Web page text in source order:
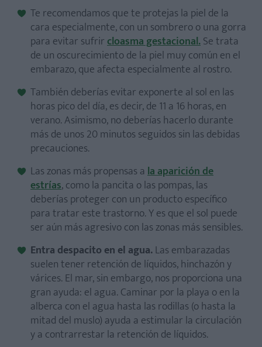
Te recomendamos que te protejas la piel de la
cara especialmente, con un sombrero o una gorra
para evitar sufrircloasma gestacional.Se trata
de un oscurecimiento de la piel muy común en el
embarazo, que afecta especialmente al rostro.
También deberías evitar exponerte al sol en las
horas pico del día, es decir, de 11 a 16 horas, en
verano. Asimismo, no deberías hacerlo durante
más de unos 20 minutos seguidos sin las debidas
precauciones.
Las zonas más propensas a la aparición de
estrías, como la pancita o las pompas, las
deberías proteger con un producto específico
para tratar este trastorno. Y es que el sol puede
ser aún más agresivo con las zonas más sensibles.
Entra despacito en el agua.Las embarazadas
suelen tener retención de líquidos, hinchazón y
várices. El mar, sin embargo, nos proporciona una
gran ayuda: el agua. Caminar por la playa o en la
alberca con el agua hasta las rodillas (o hasta la
mitad del muslo) ayuda a estimular la circulación
y a contrarrestar la retención de líquidos.